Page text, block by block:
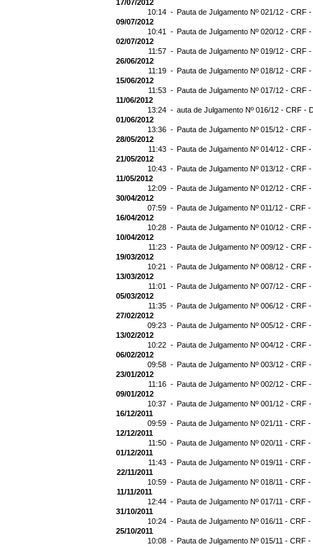
17/07/2012
10:14 - Pauta de Julgamento Nº 021/12 - CRF
09/07/2012
10:41 - Pauta de Julgamento Nº 020/12 - CRF
02/07/2012
11:57 - Pauta de Julgamento Nº 019/12 - CRF
26/06/2012
11:19 - Pauta de Julgamento Nº 018/12 - CRF
15/06/2012
11:53 - Pauta de Julgamento Nº 017/12 - CRF
11/06/2012
13:24 - auta de Julgamento Nº 016/12 - CRF -
01/06/2012
13:36 - Pauta de Julgamento Nº 015/12 - CRF
28/05/2012
11:43 - Pauta de Julgamento Nº 014/12 - CRF
21/05/2012
10:43 - Pauta de Julgamento Nº 013/12 - CRF
11/05/2012
12:09 - Pauta de Julgamento Nº 012/12 - CRF
30/04/2012
07:59 - Pauta de Julgamento Nº 011/12 - CRF
16/04/2012
10:28 - Pauta de Julgamento Nº 010/12 - CRF
10/04/2012
11:23 - Pauta de Julgamento Nº 009/12 - CRF
19/03/2012
10:21 - Pauta de Julgamento Nº 008/12 - CRF
13/03/2012
11:01 - Pauta de Julgamento Nº 007/12 - CRF
05/03/2012
11:35 - Pauta de Julgamento Nº 006/12 - CRF
27/02/2012
09:23 - Pauta de Julgamento Nº 005/12 - CRF
13/02/2012
10:22 - Pauta de Julgamento Nº 004/12 - CRF
06/02/2012
09:58 - Pauta de Julgamento Nº 003/12 - CRF
23/01/2012
11:16 - Pauta de Julgamento Nº 002/12 - CRF
09/01/2012
10:37 - Pauta de Julgamento Nº 001/12 - CRF
16/12/2011
09:59 - Pauta de Julgamento Nº 021/11 - CRF -
12/12/2011
11:50 - Pauta de Julgamento Nº 020/11 - CRF -
01/12/2011
11:43 - Pauta de Julgamento Nº 019/11 - CRF -
22/11/2011
10:59 - Pauta de Julgamento Nº 018/11 - CRF -
11/11/2011
12:44 - Pauta de Julgamento Nº 017/11 - CRF -
31/10/2011
10:24 - Pauta de Julgamento Nº 016/11 - CRF -
25/10/2011
10:08 - Pauta de Julgamento Nº 015/11 - CRF -